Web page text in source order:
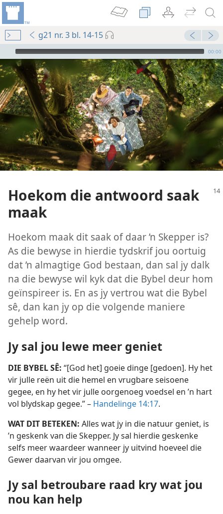
g21 nr. 3 bl. 14-15
Audio Player
00:00
Hoekom die antwoord saak
maak
Hoekom maak dit saak of daar ’n Skepper is?
As die bewyse in hierdie tydskrif jou oortuig
dat ’n almagtige God bestaan, dan sal jy dalk
na die bewyse wil kyk dat die Bybel deur hom
geïnspireer is. En as jy vertrou wat die Bybel
sê, dan kan jy op die volgende maniere
gehelp word.
Jy sal jou lewe meer geniet
DIE BYBEL SÊ: “[God het] goeie dinge [gedoen]. Hy het
vir julle reën uit die hemel en vrugbare seisoene
gegee, en hy het vir julle oorgenoeg voedsel en ’n hart
vol blydskap gegee.” – Handelinge 14:17.
WAT DIT BETEKEN: Alles wat jy in die natuur geniet, is
’n geskenk van die Skepper. Jy sal hierdie geskenke
selfs meer waardeer wanneer jy uitvind hoeveel die
Gewer daarvan vir jou omgee.
Jy sal betroubare raad kry wat jou
nou kan help